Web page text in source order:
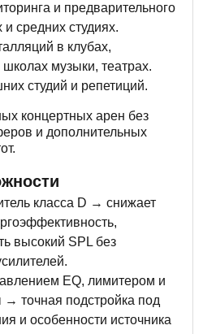
и предварительного
средних студиях.
в клубах,
музыки, театрах.
студий и репетиций.
концертных арен без
и дополнительных
класса D → снижает
высокий SPL без
EQ, лимитером и
→ точная подстройка под
и особенности источника